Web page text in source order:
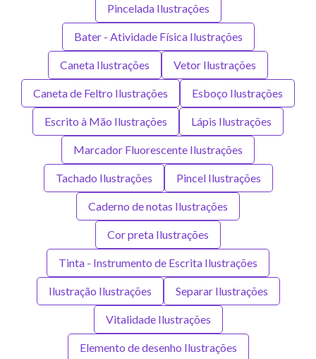
Pincelada Ilustrações
Bater - Atividade Física Ilustrações
Caneta Ilustrações Vetor Ilustrações
Caneta de Feltro Ilustrações Esboço Ilustrações
Escrito à Mão Ilustrações Lápis Ilustrações
Marcador Fluorescente Ilustrações
Tachado Ilustrações Pincel Ilustrações
Caderno de notas Ilustrações
Cor preta Ilustrações
Tinta - Instrumento de Escrita Ilustrações
Ilustração Ilustrações Separar Ilustrações
Vitalidade Ilustrações
Elemento de desenho Ilustrações